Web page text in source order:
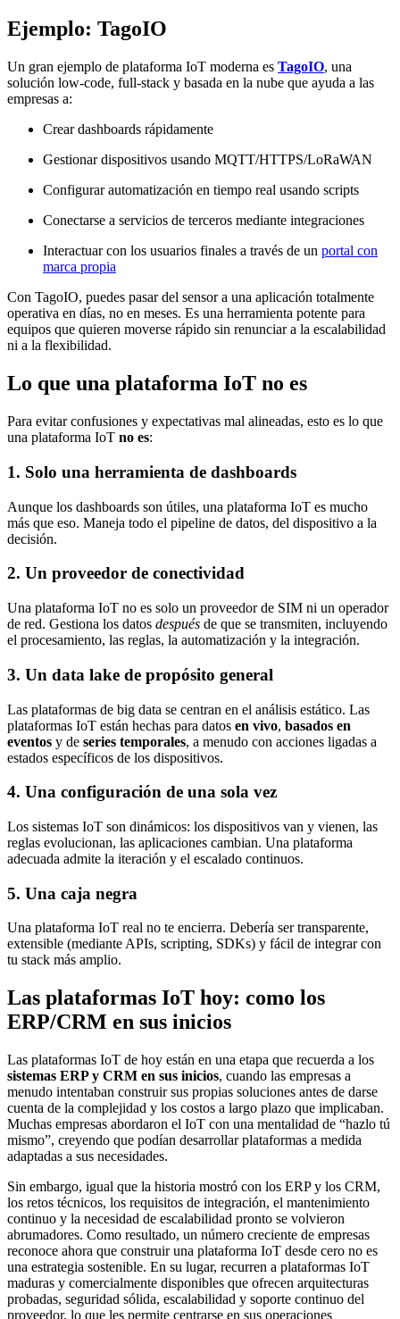
Ejemplo: TagoIO
Un gran ejemplo de plataforma IoT moderna es TagoIO, una
solución low-code, full-stack y basada en la nube que ayuda a las
empresas a:
Crear dashboards rápidamente
Gestionar dispositivos usando MQTT/HTTPS/LoRaWAN
Configurar automatización en tiempo real usando scripts
Conectarse a servicios de terceros mediante integraciones
Interactuar con los usuarios finales a través de un portal con
marca propia
Con TagoIO, puedes pasar del sensor a una aplicación totalmente
operativa en días, no en meses. Es una herramienta potente para
equipos que quieren moverse rápido sin renunciar a la escalabilidad
ni a la flexibilidad.
Lo que una plataforma IoT no es
Para evitar confusiones y expectativas mal alineadas, esto es lo que
una plataforma IoT no es:
1. Solo una herramienta de dashboards
Aunque los dashboards son útiles, una plataforma IoT es mucho
más que eso. Maneja todo el pipeline de datos, del dispositivo a la
decisión.
2. Un proveedor de conectividad
Una plataforma IoT no es solo un proveedor de SIM ni un operador
de red. Gestiona los datos después de que se transmiten, incluyendo
el procesamiento, las reglas, la automatización y la integración.
3. Un data lake de propósito general
Las plataformas de big data se centran en el análisis estático. Las
plataformas IoT están hechas para datos en vivo, basados en
eventos y de series temporales, a menudo con acciones ligadas a
estados específicos de los dispositivos.
4. Una configuración de una sola vez
Los sistemas IoT son dinámicos: los dispositivos van y vienen, las
reglas evolucionan, las aplicaciones cambian. Una plataforma
adecuada admite la iteración y el escalado continuos.
5. Una caja negra
Una plataforma IoT real no te encierra. Debería ser transparente,
extensible (mediante APIs, scripting, SDKs) y fácil de integrar con
tu stack más amplio.
Las plataformas IoT hoy: como los
ERP/CRM en sus inicios
Las plataformas IoT de hoy están en una etapa que recuerda a los
sistemas ERP y CRM en sus inicios, cuando las empresas a
menudo intentaban construir sus propias soluciones antes de darse
cuenta de la complejidad y los costos a largo plazo que implicaban.
Muchas empresas abordaron el IoT con una mentalidad de “hazlo tú
mismo”, creyendo que podían desarrollar plataformas a medida
adaptadas a sus necesidades.
Sin embargo, igual que la historia mostró con los ERP y los CRM,
los retos técnicos, los requisitos de integración, el mantenimiento
continuo y la necesidad de escalabilidad pronto se volvieron
abrumadores. Como resultado, un número creciente de empresas
reconoce ahora que construir una plataforma IoT desde cero no es
una estrategia sostenible. En su lugar, recurren a plataformas IoT
maduras y comercialmente disponibles que ofrecen arquitecturas
probadas, seguridad sólida, escalabilidad y soporte continuo del
proveedor, lo que les permite centrarse en sus operaciones